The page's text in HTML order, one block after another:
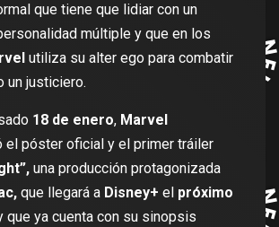
que tiene que lidiar con un
múltiple y que en los
utiliza su alter ego para combatir
un justiciero.
18 de enero, Marvel
el póster oficial y el primer tráiler
una producción protagonizada
que llegará a Disney+ el próximo
que ya cuenta con su sinopsis